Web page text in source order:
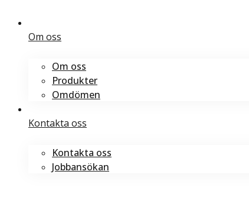
Om oss
Om oss
Produkter
Omdömen
Kontakta oss
Kontakta oss
Jobbansökan